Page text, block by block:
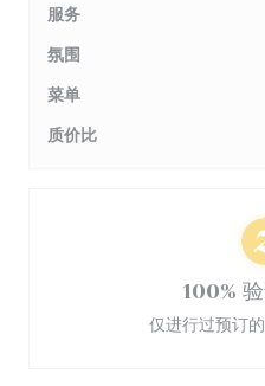
服务
氛围
菜单
质价比
100%
仅进行过预订